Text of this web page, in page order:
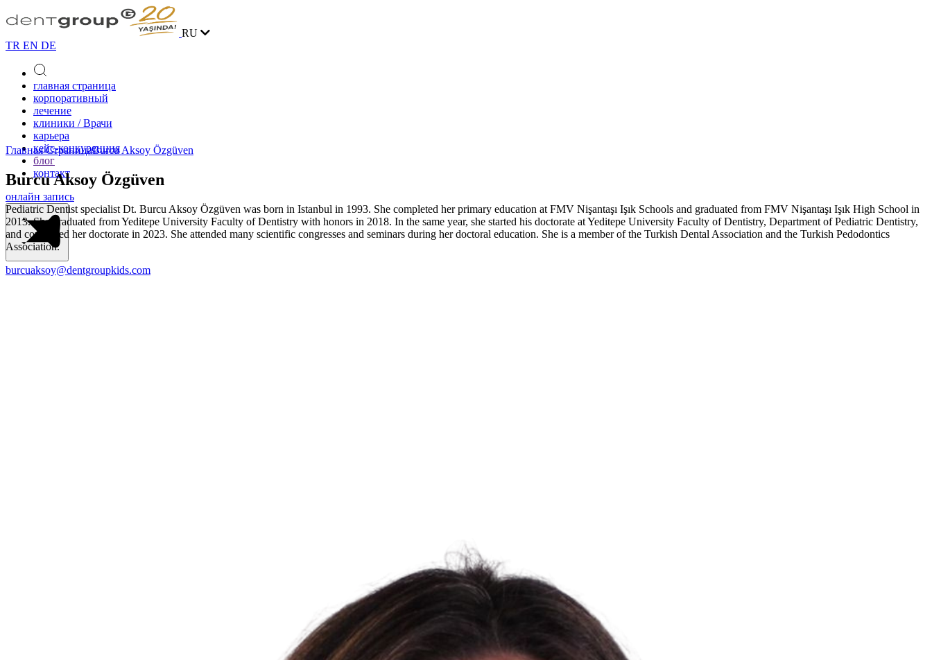
RU
TR EN DE
главная страница
корпоративный
лечение
клиники / Врачи
карьера
кейс-конкуренция
блог
контакт
онлайн запись
Главная СтраницаBurcu Aksoy Özgüven
Burcu Aksoy Özgüven
Pediatric Dentist specialist Dt. Burcu Aksoy Özgüven was born in Istanbul in 1993. She completed her primary education at FMV Nişantaşı Işık Schools and graduated from FMV Nişantaşı Işık High School in
2013. She graduated from Yeditepe University Faculty of Dentistry with honors in 2018. In the same year, she started his doctorate at Yeditepe University Faculty of Dentistry, Department of Pediatric Dentistry,
and completed her doctorate in 2023. She attended many scientific congresses and seminars during her doctoral education. She is a member of the Turkish Dental Association and the Turkish Pedodontics
Association.
burcuaksoy@dentgroupkids.com